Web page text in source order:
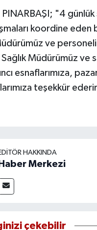
PINARBAŞI; "4
koordine eden
ve
Müdürümüz ve
esnaflarımıza,
teşekkür
HAKKINDA
Haber Merkezi
çekebilir